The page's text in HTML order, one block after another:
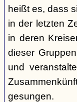
heißt es, dass
in der letzten
in deren
dieser
und
gesungen.